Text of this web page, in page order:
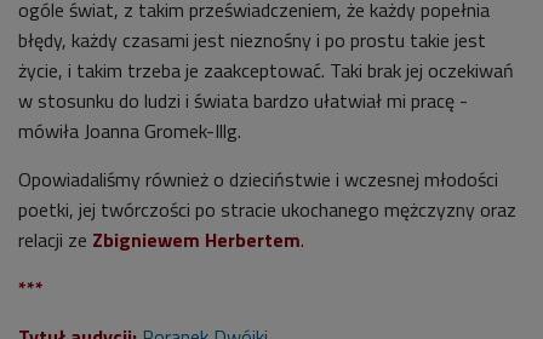
ogóle świat, z takim przeświadczeniem, że każdy popełnia
błędy, każdy czasami jest nieznośny i po prostu takie jest
życie, i takim trzeba je zaakceptować. Taki brak jej oczekiwań
w stosunku do ludzi i świata bardzo ułatwiał mi pracę -
mówiła Joanna Gromek-Illg.
Opowiadaliśmy również o dzieciństwie i wczesnej młodości
poetki, jej twórczości po stracie ukochanego mężczyzny oraz
relacji ze Zbigniewem Herbertem.
***